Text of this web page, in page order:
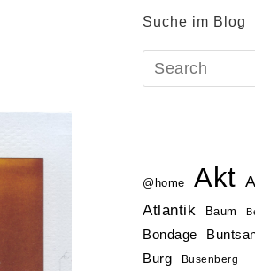
Suche im Blog
@home Akt
Atlantik Baum
Bondage
Burg Busenberg